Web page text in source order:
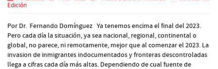
Edición
Por Dr. Fernando Domínguez Ya tenemos encima el final del 2023.
Pero cada día la situación, ya sea nacional, regional, continental o
global, no parece, ni remotamente, mejor que al comenzar el 2023. La
invasion de inmigrantes indocumentados y fronteras descontroladas
llega a cifras cada día más altas. Dependiendo de cual fuente de